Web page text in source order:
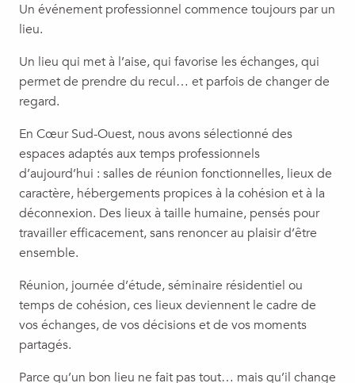
Un événement professionnel commence toujours par un
lieu.
Un lieu qui met à l’aise, qui favorise les échanges, qui
permet de prendre du recul… et parfois de changer de
regard.
En Cœur Sud-Ouest, nous avons sélectionné des
espaces adaptés aux temps professionnels
d’aujourd’hui : salles de réunion fonctionnelles, lieux de
caractère, hébergements propices à la cohésion et à la
déconnexion. Des lieux à taille humaine, pensés pour
travailler efficacement, sans renoncer au plaisir d’être
ensemble.
Réunion, journée d’étude, séminaire résidentiel ou
temps de cohésion, ces lieux deviennent le cadre de
vos échanges, de vos décisions et de vos moments
partagés.
Parce qu’un bon lieu ne fait pas tout… mais qu’il change